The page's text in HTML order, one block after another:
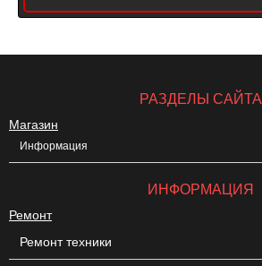
РАЗДЕЛЫ САЙТА
Магазин
Информация
ИНФОРМАЦИЯ
Ремонт
Ремонт техники